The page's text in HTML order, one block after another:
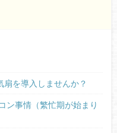
扇を導入しませんか？
ン事情（繁忙期が始まり